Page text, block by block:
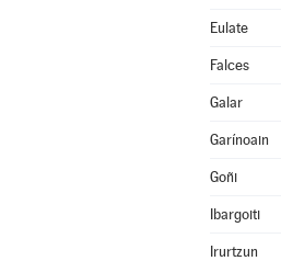
Eulate
Falces
Galar
Garínoain
Goñi
Ibargoiti
Irurtzun